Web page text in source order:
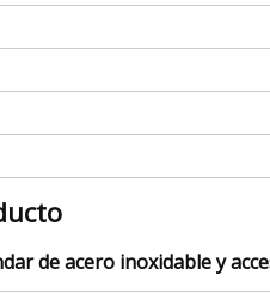
de acero inoxidable y